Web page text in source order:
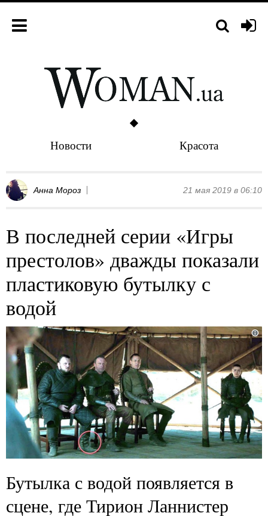
Новости Красота
Анна Мороз 21 мая 2019 в 06:10
В последней серии «Игры
престолов» дважды показали
пластиковую бутылку с
водой
Бутылка с водой появляется в
сцене, где Тирион Ланнистер